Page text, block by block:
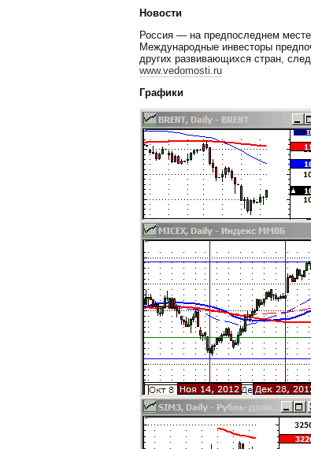
Новости
Россия — на предпоследнем
Международные инвесторы
других развивающихся стран,
www.vedomosti.ru
Графики